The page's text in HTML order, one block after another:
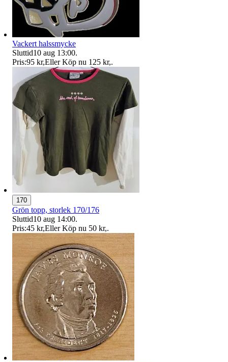
Vackert halssmycke
Sluttid10 aug 13:00.
Pris:95 kr,Eller Köp nu 125 kr,.
170
Grön topp, storlek 170/176
Sluttid10 aug 14:00.
Pris:45 kr,Eller Köp nu 50 kr,.